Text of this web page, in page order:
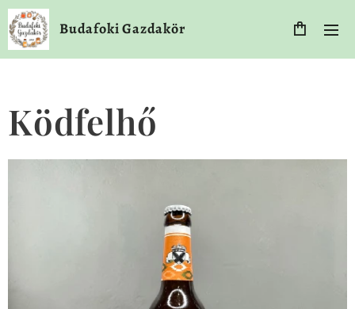
Budafoki Gazdakör
Ködfelhő